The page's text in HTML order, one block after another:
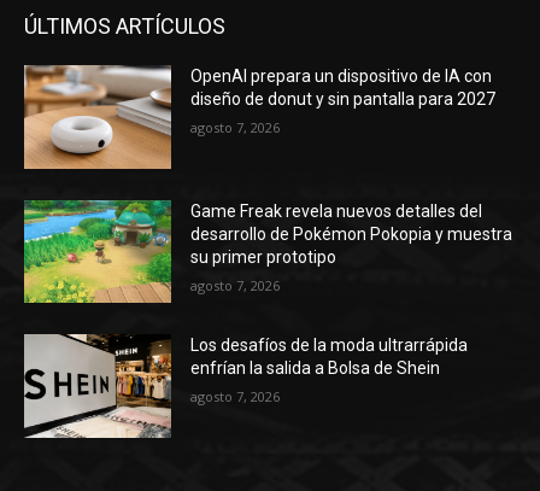
ÚLTIMOS ARTÍCULOS
OpenAI prepara un dispositivo de IA con
diseño de donut y sin pantalla para 2027
agosto 7, 2026
Game Freak revela nuevos detalles del
desarrollo de Pokémon Pokopia y muestra
su primer prototipo
agosto 7, 2026
Los desafíos de la moda ultrarrápida
enfrían la salida a Bolsa de Shein
agosto 7, 2026